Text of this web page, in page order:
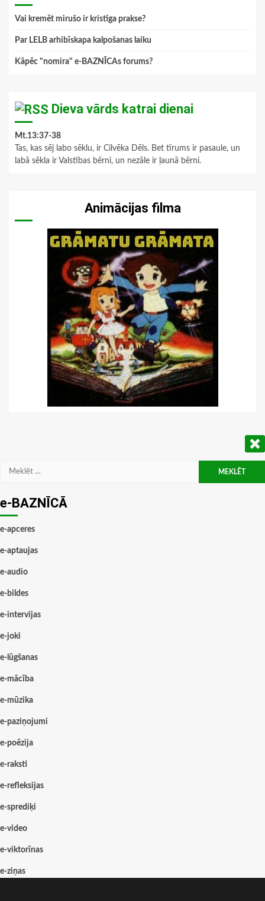
Vai kremēt mirušo ir kristīga prakse?
Par LELB arhibīskapa kalpošanas laiku
Kāpēc "nomira" e-BAZNĪCAs forums?
Dieva vārds katrai dienai
Mt.13:37-38
Tas, kas sēj labo sēklu, ir Cilvēka Dēls. Bet tīrums ir pasaule, un
labā sēkla ir Valstības bērni, un nezāle ir ļaunā bērni.
Animācijas filma
Meklēt:
e-BAZNĪCĀ
e-apceres
e-aptaujas
e-audio
e-bildes
e-intervijas
e-joki
e-lūgšanas
e-mācība
e-mūzika
e-paziņojumi
e-poēzija
e-raksti
e-refleksijas
e-sprediķi
e-video
e-viktorīnas
e-ziņas